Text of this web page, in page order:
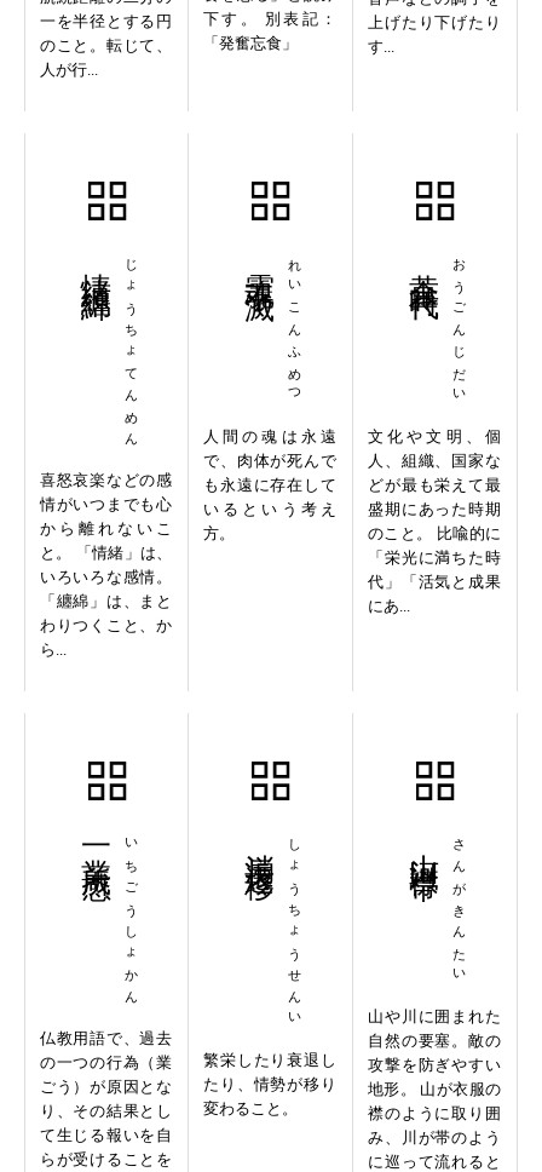
一を半径とする円
のこと。転じて、
人が行...
下す。 別表記：
「発奮忘食」
上げたり下げたり
す...
じょうちょてんめん
喜怒哀楽などの感
情がいつまでも心
から離れないこ
と。 「情緒」は、
いろいろな感情。
「纏綿」は、まと
わりつくこと、か
ら...
れいこんふめつ
人間の魂は永遠
で、肉体が死んで
も永遠に存在して
いるという考え
方。
おうごんじだい
文化や文明、個
人、組織、国家な
どが最も栄えて最
盛期にあった時期
のこと。 比喩的に
「栄光に満ちた時
代」「活気と成果
にあ...
いちごうしょかん
一業所感
仏教用語で、過去
の一つの行為（業
ごう）が原因とな
り、その結果とし
て生じる報いを自
らが受けることを
しょうちょうせんい
繁栄したり衰退し
たり、情勢が移り
変わること。
さんがきんたい
山や川に囲まれた
自然の要塞。敵の
攻撃を防ぎやすい
地形。 山が衣服の
襟のように取り囲
み、川が帯のよう
に巡って流れると